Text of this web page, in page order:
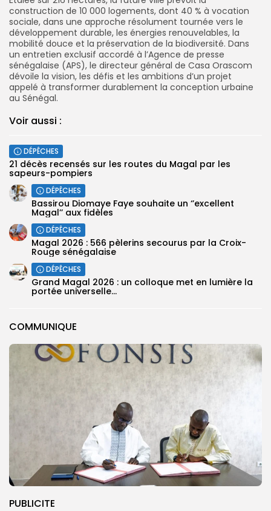
COMMUNIQUE
PUBLICITE
construction de 10 000 logements, dont 40 % à vocation
sociale, dans une approche résolument tournée vers le
développement durable, les énergies renouvelables, la
mobilité douce et la préservation de la biodiversité. Dans
un entretien exclusif accordé à l’Agence de presse
sénégalaise (APS), le directeur général de Casa Orascom
dévoile la vision, les défis et les ambitions d’un projet
appelé à transformer durablement la conception urbaine
au Sénégal.
Voir aussi :
DÉPÊCHES
21 décès recensés sur les routes du Magal par les
sapeurs-pompiers
DÉPÊCHES
Bassirou Diomaye Faye souhaite un ‘’excellent
Magal’’ aux fidèles
DÉPÊCHES
Magal 2026 : 566 pèlerins secourus par la Croix-
Rouge sénégalaise
DÉPÊCHES
Grand Magal 2026 : un colloque met en lumière la
portée universelle...